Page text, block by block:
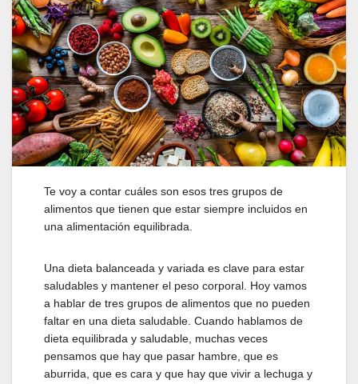
Te voy a contar cuáles son esos tres grupos de
alimentos que tienen que estar siempre incluidos en
una alimentación equilibrada.
Una dieta balanceada y variada es clave para estar
saludables y mantener el peso corporal. Hoy vamos
a hablar de tres grupos de alimentos que no pueden
faltar en una dieta saludable. Cuando hablamos de
dieta equilibrada y saludable, muchas veces
pensamos que hay que pasar hambre, que es
aburrida, que es cara y que hay que vivir a lechuga y